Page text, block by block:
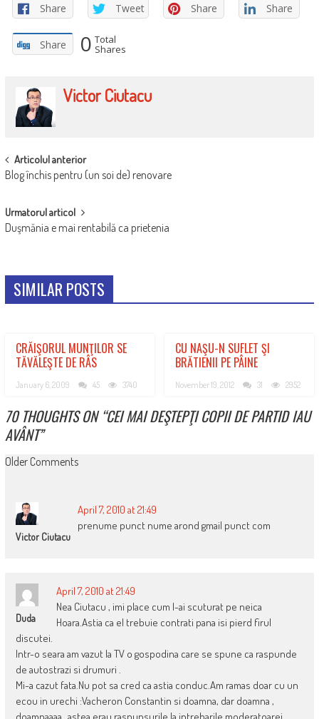
Share Tweet Share Share
Share 0 Total
Shares
Victor Ciutacu
POST
NAVIGATION
Articolul anterior
Blog închis pentru (un soi de) renovare
Urmatorul articol
Duşmănia e mai rentabilă ca prietenia
SIMILAR POSTS
CRĂIŞORUL MUNŢILOR SE
TĂVĂLEŞTE DE RÂS
January 6, 2009 45 3740
CU NAŞU-N SUFLET ŞI
BRĂTIENII PE PÂINE
November 19, 2012 31 2952
70 THOUGHTS ON “CEI MAI DEŞTEPŢI COPII DE PARTID IAU
AVÂNT”
COMMENT
Older Comments
Victor Ciutacu
April 7, 2010 at 21:49
prenume punct nume arond gmail punct com
Duda
April 7, 2010 at 21:49
Nea Ciutacu , imi place cum l-ai scuturat pe neica
Hoara.Astia ca el trebuie contrati pana isi pierd firul
discutei.
Intr-o seara am vazut la TV o gospodina care se spune ca raspunde
de autostrazi si drumuri .
Mi-a cazut fata.Nu pot sa cred ca astia conduc.Am ramas doar cu un
ecou in urechi :Vacheron Constantin si doamna, dar doamna ,